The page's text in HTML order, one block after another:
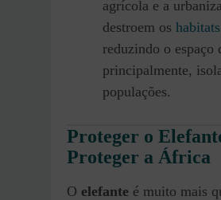
agrícola e a
destroem os
reduzindo o espaço
principalmente,
populações.
Proteger o
Proteger a África
O elefante é muito mais